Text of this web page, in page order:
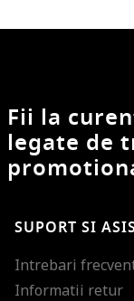
Fii la
legate de
SUPORT SI
Intrebari
Informatii retur